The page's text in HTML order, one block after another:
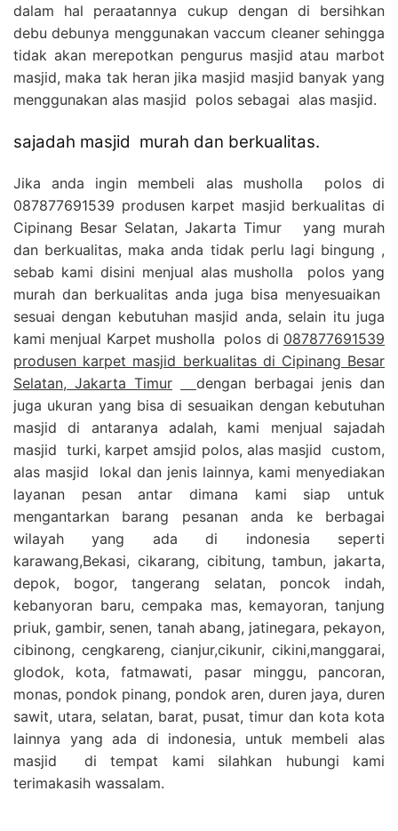
dalam hal peraatannya cukup dengan di bersihkan
debu debunya menggunakan vaccum cleaner sehingga
tidak akan merepotkan pengurus masjid atau marbot
masjid, maka tak heran jika masjid masjid banyak yang
menggunakan alas masjid polos sebagai alas masjid.
sajadah masjid murah dan berkualitas.
Jika anda ingin membeli alas musholla polos di
087877691539 produsen karpet masjid berkualitas di
Cipinang Besar Selatan, Jakarta Timur yang murah
dan berkualitas, maka anda tidak perlu lagi bingung ,
sebab kami disini menjual alas musholla polos yang
murah dan berkualitas anda juga bisa menyesuaikan
sesuai dengan kebutuhan masjid anda, selain itu juga
kami menjual Karpet musholla polos di 087877691539
produsen karpet masjid berkualitas di Cipinang Besar
Selatan, Jakarta Timur
dengan berbagai jenis dan
juga ukuran yang bisa di sesuaikan dengan kebutuhan
masjid di antaranya adalah, kami menjual sajadah
masjid turki, karpet amsjid polos, alas masjid custom,
alas masjid lokal dan jenis lainnya, kami menyediakan
layanan pesan antar dimana kami siap untuk
mengantarkan barang pesanan anda ke berbagai
wilayah yang ada di indonesia seperti
karawang,Bekasi, cikarang, cibitung, tambun, jakarta,
depok, bogor, tangerang selatan, poncok indah,
kebanyoran baru, cempaka mas, kemayoran, tanjung
priuk, gambir, senen, tanah abang, jatinegara, pekayon,
cibinong, cengkareng, cianjur,cikunir, cikini,manggarai,
glodok, kota, fatmawati, pasar minggu, pancoran,
monas, pondok pinang, pondok aren, duren jaya, duren
sawit, utara, selatan, barat, pusat, timur dan kota kota
lainnya yang ada di indonesia, untuk membeli alas
masjid di tempat kami silahkan hubungi kami
terimakasih wassalam.